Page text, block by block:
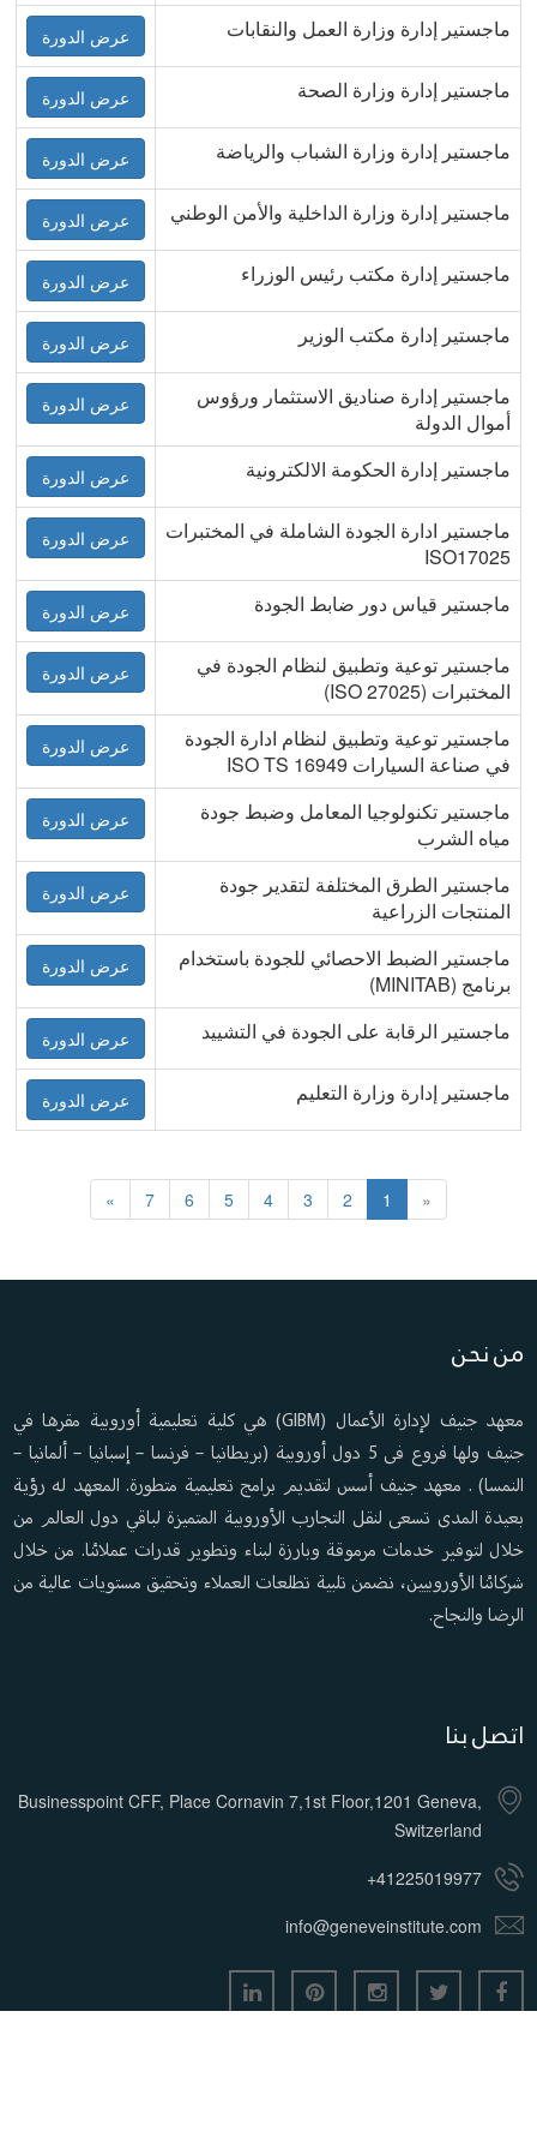
ماجستير إدارة وزارة العمل والنقابات عرض الدورة
ماجستير إدارة وزارة الصحة عرض الدورة
ماجستير إدارة وزارة الشباب والرياضة عرض الدورة
ماجستير إدارة وزارة الداخلية والأمن الوطني عرض الدورة
ماجستير إدارة مكتب رئيس الوزراء عرض الدورة
ماجستير إدارة مكتب الوزير عرض الدورة
ماجستير إدارة صناديق الاستثمار ورؤوس
أموال الدولة
عرض الدورة
ماجستير إدارة الحكومة الالكترونية عرض الدورة
ماجستير ادارة الجودة الشاملة في المختبرات
ISO17025
عرض الدورة
ماجستير قياس دور ضابط الجودة عرض الدورة
ماجستير توعية وتطبيق لنظام الجودة في
المختبرات (ISO 27025)
عرض الدورة
ماجستير توعية وتطبيق لنظام ادارة الجودة
في صناعة السيارات ISO TS 16949
عرض الدورة
ماجستير تكنولوجيا المعامل وضبط جودة
مياه الشرب
عرض الدورة
ماجستير الطرق المختلفة لتقدير جودة
المنتجات الزراعية
عرض الدورة
ماجستير الضبط الاحصائي للجودة باستخدام
برنامج (MINITAB)
عرض الدورة
ماجستير الرقابة على الجودة في التشييد عرض الدورة
ماجستير إدارة وزارة التعليم عرض الدورة
«
1
2
3
4
5
6
7
»
من نحن
معهد جنيف لإدارة الأعمال (GIBM) هي كلية تعليمية أوروبية مقرها في
جنيف ولها فروع فى 5 دول أوروبية (بريطانيا – فرنسا – إسبانيا – ألمانيا –
النمسا) . معهد جنيف أسس لتقديم برامج تعليمية متطورة. المعهد له رؤية
بعيدة المدى تسعى لنقل التجارب الأوروبية المتميزة لباقي دول العالم من
خلال لتوفير خدمات مرموقة وبارزة لبناء وتطوير قدرات عملائنا. من خلال
شركائنا الأوروبيين، نضمن تلبية تطلعات العملاء وتحقيق مستويات عالية من
الرضا والنجاح.
اتصل بنا
Businesspoint CFF, Place Cornavin 7,1st Floor,1201 Geneva,
Switzerland
+41225019977
info@geneveinstitute.com